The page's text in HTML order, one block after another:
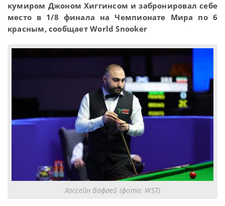
кумиром Джоном Хиггинсом и забронировал себе
место в 1/8 финала на Чемпионате Мира по 6
красным, сообщает World Snooker
Хоссейн Вафаей (фото: WST)